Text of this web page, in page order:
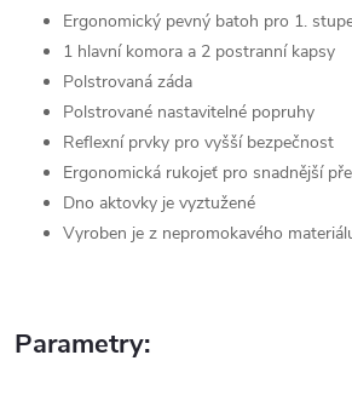
Ergonomický pevný batoh pro 1.
1 hlavní komora a 2 postranní kapsy
Polstrovaná záda
Polstrované nastavitelné popruhy
Reflexní prvky pro vyšší bezpečnost
Ergonomická rukojeť pro snadnější
Dno aktovky je vyztužené
Vyroben je z nepromokavého
Parametry: